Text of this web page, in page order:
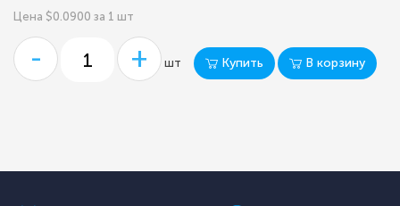
Цена $0.0900 за 1 шт
- + шт Купить В корзину